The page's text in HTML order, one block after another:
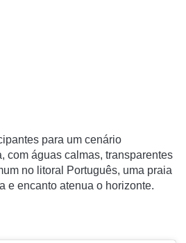
para um cenário
com águas calmas, transparentes
no litoral Português, uma praia
e encanto atenua o horizonte.